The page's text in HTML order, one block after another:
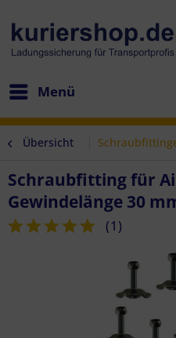
Menü
Übersicht
Schraubfitting für
Gewindelänge 30
(1 )